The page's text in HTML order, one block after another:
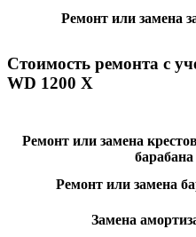
Ремонт или замена
Стоимость ремонта с
WD 1200 X
Ремонт или замена
барабана
Ремонт или замена
Замена